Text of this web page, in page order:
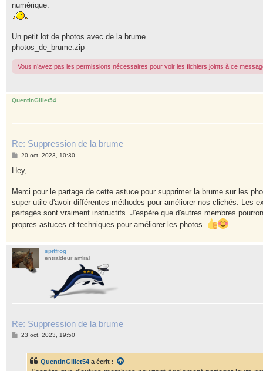
numérique.
Un petit lot de photos avec de la brume
photos_de_brume.zip
Vous n’avez pas les permissions nécessaires pour voir les fichiers joints à ce
QuentinGillet54
Re: Suppression de la brume
M
s
s
g
20 oct. 2023, 10:30
Hey,
Merci pour le partage de cette astuce pour supprimer la brume sur les
super utile d'avoir différentes méthodes pour améliorer nos clichés. Les
partagés sont vraiment instructifs. J'espère que d'autres membres
propres astuces et techniques pour améliorer les photos.
spitfrog
entraideur amiral
Re: Suppression de la brume
M23 oct. 2023, 19:50
QuentinGillet54 a écrit :